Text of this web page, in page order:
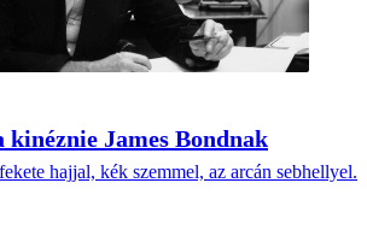
James Bondnak
hajjal, kék szemmel, az arcán sebhellyel.